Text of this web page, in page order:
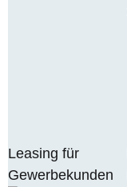
Leasing für
Gewerbekunden